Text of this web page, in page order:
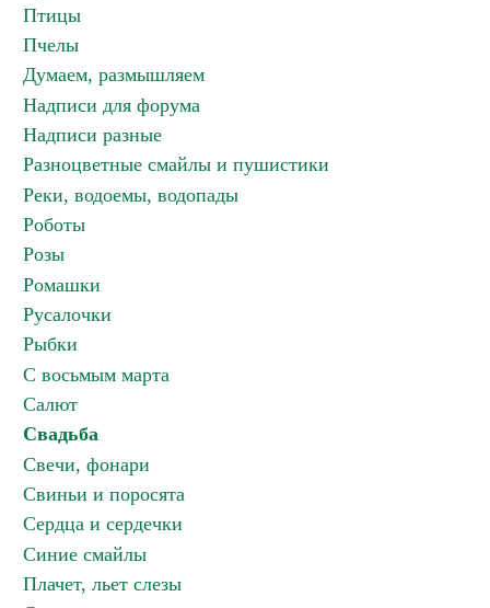
Птицы
Пчелы
Думаем, размышляем
Надписи для форума
Надписи разные
Разноцветные смайлы и пушистики
Реки, водоемы, водопады
Роботы
Розы
Ромашки
Русалочки
Рыбки
С восьмым марта
Салют
Свадьба
Свечи, фонари
Свиньи и поросята
Сердца и сердечки
Синие смайлы
Плачет, льет слезы